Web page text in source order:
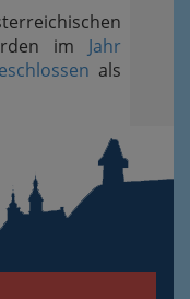
im Jahr
als